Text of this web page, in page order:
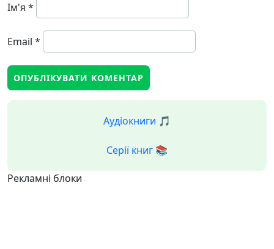
Ім'я *
Email *
Аудіокниги 🎵
Серії книг 📚
Рекламні блоки